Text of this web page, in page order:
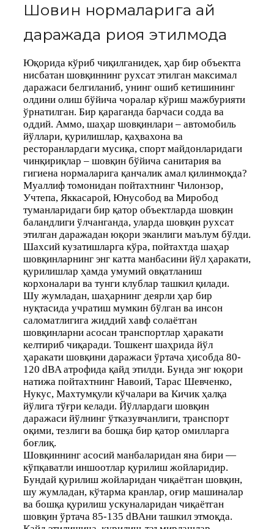
Шовқин нормаларига қай
даражада риоя этилмоқда
Юқорида кўриб чиқилганидек, ҳар бир объектга
нисбатан шовқиннинг рухсат этилган максимал
даражаси белгиланиб, унинг ошиб кетишининг
олдини олиш бўйича чоралар кўриш мажбурияти
ўрнатилган. Бир қараганда барчаси содда ва
оддий. Аммо, шаҳар шовқинлари – автомобиль
йўллари, қурилишлар, қаҳвахона ва
ресторанлардаги мусиқа, спорт майдонларидаги
чинқириқлар – шовқин бўйича санитария ва
гигиена нормаларига қанчалик амал қилинмоқда?
Муаллиф томонидан пойтахтнинг Чилонзор,
Учтепа, Яккасарой, Юнусобод ва Миробод
туманларидаги бир қатор объектларда шовқин
баландлиги ўлчанганда, уларда шовқин рухсат
этилган даражадан юқори эканлиги маълум бўлди.
Шахсий кузатишларга кўра, пойтахтда шаҳар
шовқинларнинг энг катта манбасини йўл ҳаракати,
қурилишлар ҳамда умумий овқатланиш
корхоналари ва тунги клублар ташкил қилади.
Шу жумладан, шаҳарнинг деярли ҳар бир
нуқтасида учратиш мумкин бўлган ва инсон
саломатлигига жиддий хавф солаётган
шовқинларни асосан транспортлар ҳаракати
келтириб чиқаради. Тошкент шаҳрида йўл
ҳаракати шовқини даражаси ўртача ҳисобда 80-
120 dBA атрофида қайд этилди. Бунда энг юқори
натижа пойтахтнинг Навоий, Тарас Шевченко,
Нукус, Махтумқули кўчалари ва Кичик ҳалқа
йўлига тўғри келади. Йўллардаги шовқин
даражаси йўлнинг ўтказувчанлиги, транспорт
оқими, тезлиги ва бошқа бир қатор омилларга
боғлиқ.
Шовқиннинг асосий манбаларидан яна бири —
кўпқаватли иншоотлар қурилиш жойларидир.
Бундай қурилиш жойларидан чиқаётган шовқин,
шу жумладан, кўтарма кранлар, оғир машиналар
ва бошқа қурилиш ускуналаридан чиқаётган
шовқин ўртача 85-135 dBAни ташкил этмоқда.